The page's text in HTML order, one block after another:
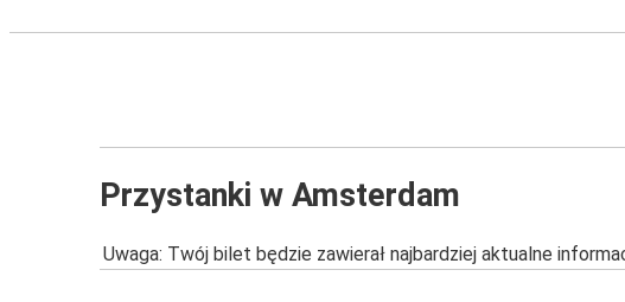
Przystanki w Amsterdam
Uwaga: Twój bilet będzie zawierał najbardziej aktualne